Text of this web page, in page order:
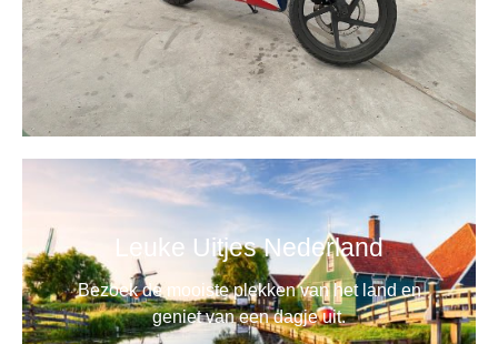
Leuke Uitjes Nederland
Bezoek de mooiste plekken van het land en
geniet van een dagje uit.